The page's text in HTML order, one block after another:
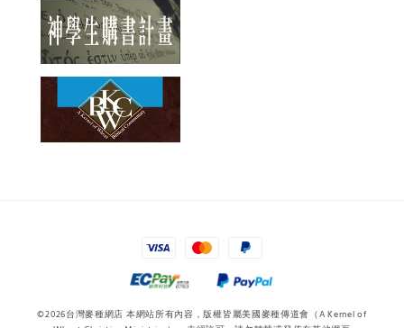
©2026台灣麥種網店 本網站所有內容，版權皆屬美國麥種傳道會（A Kernel of